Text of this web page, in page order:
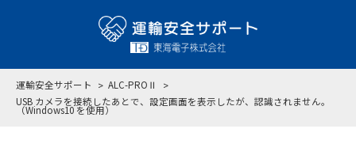
運輸安全サポート
ALC-PROⅡ
USB カメラを接続したあとで、設定画面を表示したが、認識されません。
（Windows10 を使用）